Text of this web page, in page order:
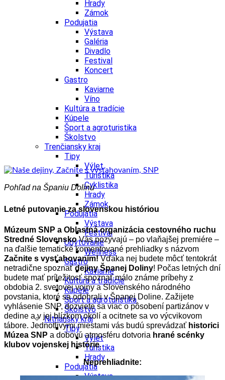
Hrady
Zámok
Podujatia
Výstava
Galéria
Divadlo
Festival
Koncert
Gastro
Kaviarne
Víno
Kultúra a tradície
Kúpele
Šport a agroturistika
Školstvo
Trenčiansky kraj
Tipy
Výlet
Turistika
Cyklistika
Hrady
Zámok
Podujatia
Výstava
Festival
Ubytovanie
Wellness
Gastro
Kaviarne
Kultúra a tradície
Kúpele
Šport a agroturistika
Školstvo
Nitriansky kraj
Tipy
Výlet
Turistika
Hrady
Podujatia
Výstava
Pohľad na Španiu Dolinu
Letné putovanie za slovenskou históriou
Múzeum SNP a Oblastná organizácia cestovného ruchu
Stredné SlovenskoVás pozývajú – po vlaňajšej premiére –
na ďalšie tematické komentované prehliadky s názvom
Začnite s vysťahovaním!Vďaka nej budete môcť tentokrát
netradične spoznaťdejiny Španej Doliny! Počas letných dní
budete mať príležitosť spoznať málo známe príbehy z
obdobia 2. svetovej vojny a Slovenského národného
povstania, ktoré sa odohrali v Španej Doline. Zažijete
vyhlásenie SNP, dozviete sa viac o pôsobení partizánov v
dedine a v jej blízkom okolí a ocitnete sa vo výcvikovom
tábore. Jednotlivými miestami vás budú sprevádzať historici
Múzea SNP a dobovú atmosféru dotvoria hrané scénky
klubov vojenskej histórie.
Neprehliadnite: